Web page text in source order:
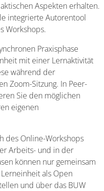
Aspekten erhalten.
integrierte Autorentool
Workshops.
Praxisphase
mit einer Lernaktivität
während der
Zoom-Sitzung. In Peer-
Sie den möglichen
eigenen
des Online-Workshops
Arbeits- und in der
können nur gemeinsam
als Open
und über das BUW